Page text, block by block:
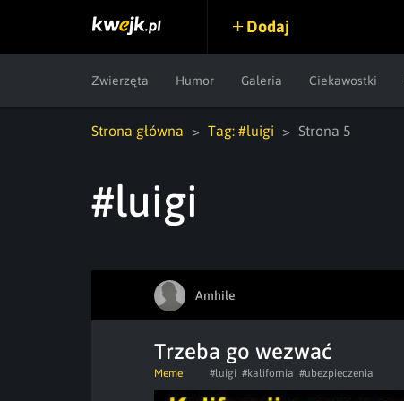
Dodaj
Zwierzęta Humor Galeria Ciekawostki
Strona główna Tag: #luigi Strona 5
#luigi
Amhile
Trzeba go wezwać
Meme #luigi #kalifornia #ubezpieczenia